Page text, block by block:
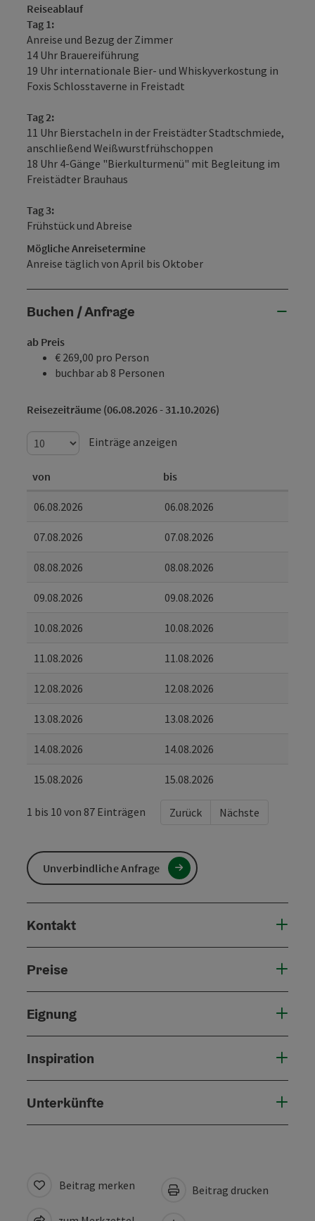
Reiseablauf
Tag 1:
Anreise und Bezug der Zimmer
14 Uhr Brauereiführung
19 Uhr internationale Bier- und Whiskyverkostung in
Foxis Schlosstaverne in Freistadt
Tag 2:
11 Uhr Bierstacheln in der Freistädter Stadtschmiede,
anschließend Weißwurstfrühschoppen
18 Uhr 4-Gänge "Bierkulturmenü" mit Begleitung im
Freistädter Brauhaus
Tag 3:
Frühstück und Abreise
Mögliche Anreisetermine
Anreise täglich von April bis Oktober
Buchen / Anfrage
ab Preis
€ 269,00 pro Person
buchbar ab 8 Personen
Reisezeiträume (06.08.2026 - 31.10.2026)
Einträge anzeigen
von bis
06.08.2026 06.08.2026
07.08.2026 07.08.2026
08.08.2026 08.08.2026
09.08.2026 09.08.2026
10.08.2026 10.08.2026
11.08.2026 11.08.2026
12.08.2026 12.08.2026
13.08.2026 13.08.2026
14.08.2026 14.08.2026
15.08.2026 15.08.2026
1 bis 10 von 87 Einträgen Zurück Nächste
Unverbindliche Anfrage
Kontakt
Preise
Eignung
Inspiration
Unterkünfte
Beitrag merken Beitrag drucken